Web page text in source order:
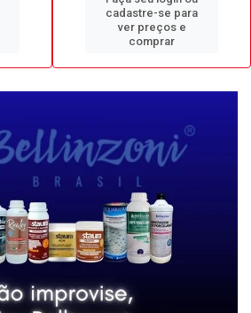
cadastre-se para
ver preços e
comprar